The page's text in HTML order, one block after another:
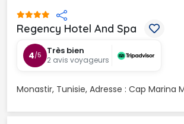
Regency Hotel And Spa
4/5 Très bien
2 avis voyageurs
Monastir, Tunisie, Adresse : Cap Marina